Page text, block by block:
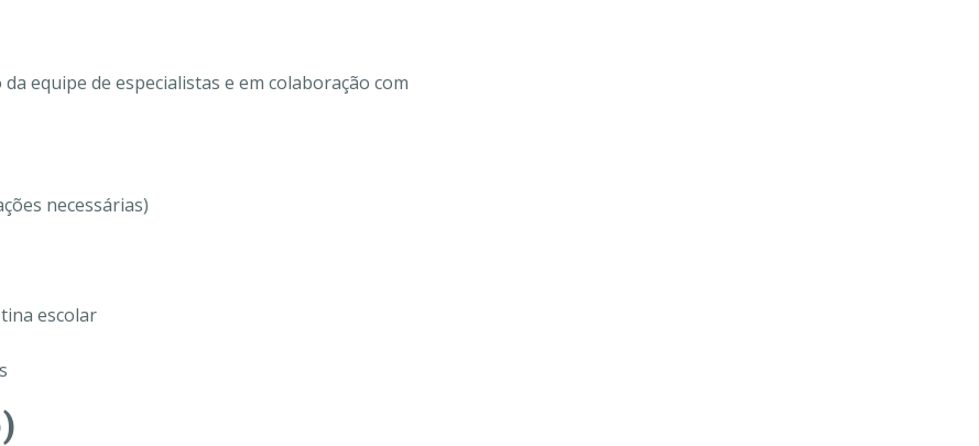
equipe de especialistas e em colaboração com
necessárias)
escolar